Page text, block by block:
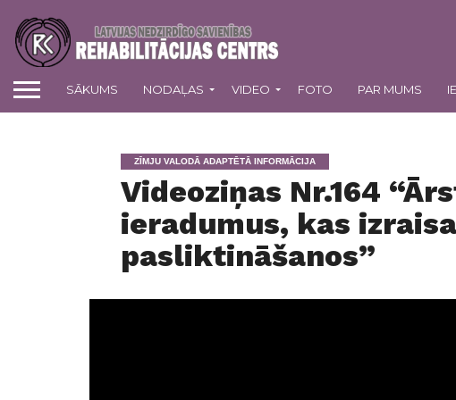
SĀKUMS NODAĻAS VIDEO FOTO PAR MUMS
ZĪMJU VALODĀ ADAPTĒTĀ INFORMĀCIJA
Videoziņas Nr.164
ieradumus, kas
pasliktināšanos”